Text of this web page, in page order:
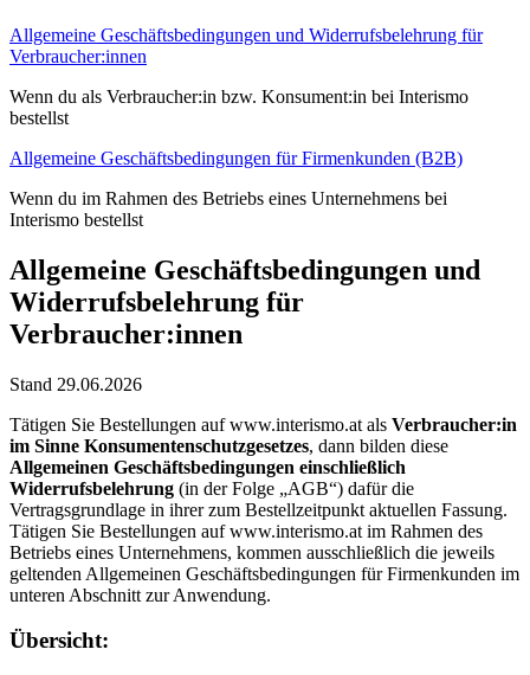
Allgemeine Geschäftsbedingungen und Widerrufsbelehrung für
Verbraucher:innen
Wenn du als Verbraucher:in bzw. Konsument:in bei Interismo
bestellst
Allgemeine Geschäftsbedingungen für Firmenkunden (B2B)
Wenn du im Rahmen des Betriebs eines Unternehmens bei
Interismo bestellst
Allgemeine Geschäftsbedingungen und
Widerrufsbelehrung für
Verbraucher:innen
Stand 29.06.2026
Tätigen Sie Bestellungen auf www.interismo.at als Verbraucher:in
im Sinne Konsumentenschutzgesetzes, dann bilden diese
Allgemeinen Geschäftsbedingungen einschließlich
Widerrufsbelehrung (in der Folge „AGB“) dafür die
Vertragsgrundlage in ihrer zum Bestellzeitpunkt aktuellen Fassung.
Tätigen Sie Bestellungen auf www.interismo.at im Rahmen des
Betriebs eines Unternehmens, kommen ausschließlich die jeweils
geltenden Allgemeinen Geschäftsbedingungen für Firmenkunden im
unteren Abschnitt zur Anwendung.
Übersicht: